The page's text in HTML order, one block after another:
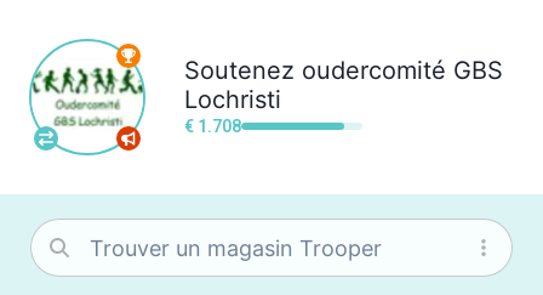
Soutenez oudercomité GBS
Lochristi
€ 1.708